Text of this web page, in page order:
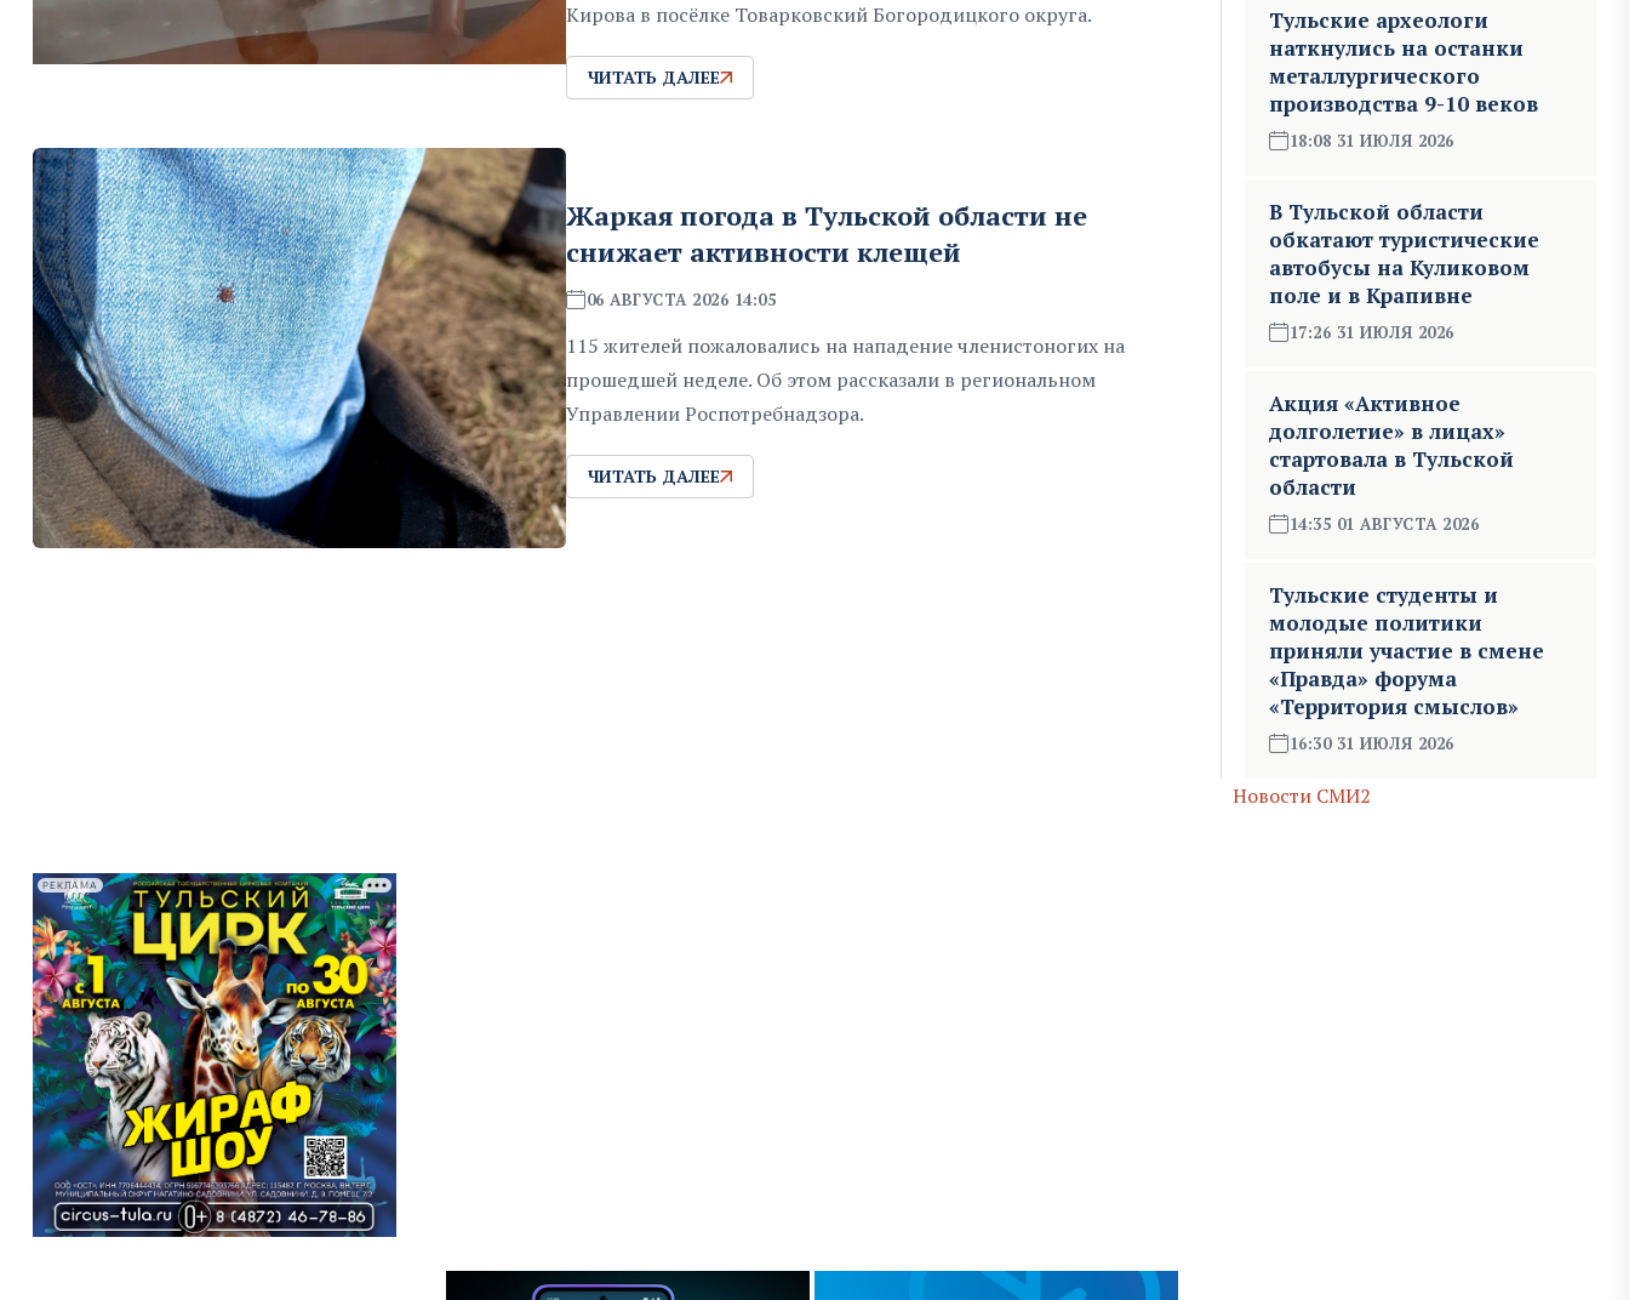
Кирова в посёлке Товарковский Богородицкого округа.
ЧИТАТЬ ДАЛЕЕ
Жаркая погода в Тульской области не
снижает активности клещей
06 АВГУСТА 2026 14:05
115 жителей пожаловались на нападение членистоногих на
прошедшей неделе. Об этом рассказали в региональном
Управлении Роспотребнадзора.
ЧИТАТЬ ДАЛЕЕ
Тульские археологи
наткнулись на останки
металлургического
производства 9-10 веков
18:08 31 ИЮЛЯ 2026
В Тульской области
обкатают туристические
автобусы на Куликовом
поле и в Крапивне
17:26 31 ИЮЛЯ 2026
Акция «Активное
долголетие» в лицах»
стартовала в Тульской
области
14:35 01 АВГУСТА 2026
Тульские студенты и
молодые политики
приняли участие в смене
«Правда» форума
«Территория смыслов»
16:30 31 ИЮЛЯ 2026
Новости СМИ2
РЕКЛАМА